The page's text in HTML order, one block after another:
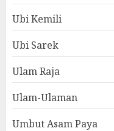
Ubi Kemili
Ubi Sarek
Ulam Raja
Ulam-Ulaman
Umbut Asam Paya